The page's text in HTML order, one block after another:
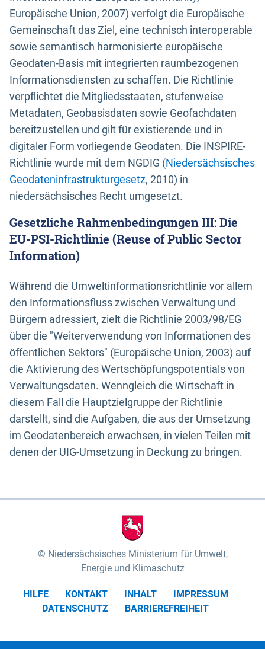
Europäische Union, 2007) verfolgt die Europäische
Gemeinschaft das Ziel, eine technisch interoperable
sowie semantisch harmonisierte europäische
Geodaten-Basis mit integrierten raumbezogenen
Informationsdiensten zu schaffen. Die Richtlinie
verpflichtet die Mitgliedsstaaten, stufenweise
Metadaten, Geobasisdaten sowie Geofachdaten
bereitzustellen und gilt für existierende und in
digitaler Form vorliegende Geodaten. Die INSPIRE-
Richtlinie wurde mit dem NGDIG (Niedersächsisches
Geodateninfrastrukturgesetz, 2010) in
niedersächsisches Recht umgesetzt.
Gesetzliche Rahmenbedingungen III: Die
EU-PSI-Richtlinie (Reuse of Public Sector
Information)
Während die Umweltinformationsrichtlinie vor allem
den Informationsfluss zwischen Verwaltung und
Bürgern adressiert, zielt die Richtlinie 2003/98/EG
über die "Weiterverwendung von Informationen des
öffentlichen Sektors" (Europäische Union, 2003) auf
die Aktivierung des Wertschöpfungspotentials von
Verwaltungsdaten. Wenngleich die Wirtschaft in
diesem Fall die Hauptzielgruppe der Richtlinie
darstellt, sind die Aufgaben, die aus der Umsetzung
im Geodatenbereich erwachsen, in vielen Teilen mit
denen der UIG-Umsetzung in Deckung zu bringen.
Niedersächsisches Ministerium für Umwelt,
Energie und Klimaschutz
HILFE KONTAKT INHALT
IMPRESSUM
DATENSCHUTZ
BARRIEREFREIHEIT